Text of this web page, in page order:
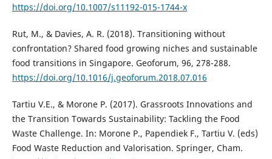
https://doi.org/10.1007/s11192-015-1744-x
Rut, M., & Davies, A. R. (2018). Transitioning without
confrontation? Shared food growing niches and sustainable
food transitions in Singapore. Geoforum, 96, 278-288.
https://doi.org/10.1016/j.geoforum.2018.07.016
Tartiu V.E., & Morone P. (2017). Grassroots Innovations and
the Transition Towards Sustainability: Tackling the Food
Waste Challenge. In: Morone P., Papendiek F., Tartiu V. (eds)
Food Waste Reduction and Valorisation. Springer, Cham.